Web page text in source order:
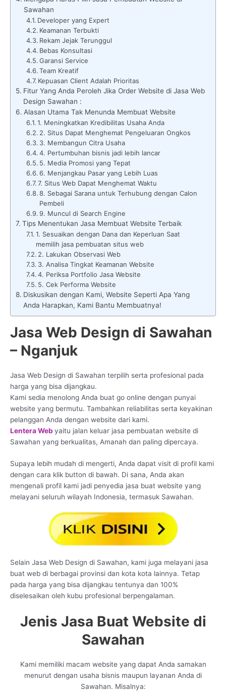
Sawahan
Developer yang Expert
Keamanan Terbukti
Rekam Jejak Terunggul
Bebas Konsultasi
Garansi Service
Team Kreatif
Kepuasan Client Adalah Prioritas
Fitur Yang Anda Peroleh Jika Order Website di Jasa Web
Design Sawahan :
Alasan Utama Tak Menunda Membuat Website
1. Meningkatkan Kredibilitas Usaha Anda
2. Situs Dapat Menghemat Pengeluaran Ongkos
3. Membangun Citra Usaha
4. Pertumbuhan bisnis jadi lebih lancar
5. Media Promosi yang Tepat
6. Menjangkau Pasar yang Lebih Luas
7. Situs Web Dapat Menghemat Waktu
8. Sebagai Sarana untuk Terhubung dengan Calon
Pembeli
9. Muncul di Search Engine
Tips Menentukan Jasa Membuat Website Terbaik
1. Sesuaikan dengan Dana dan Keperluan Saat
memilih jasa pembuatan situs web
2. Lakukan Observasi Web
3. Analisa Tingkat Keamanan Website
4. Periksa Portfolio Jasa Website
5. Cek Performa Website
Diskusikan dengan Kami, Website Seperti Apa Yang
Anda Harapkan, Kami Bantu Membuatnya!
Jasa Web Design di Sawahan
– Nganjuk
Jasa Web Design di Sawahan terpilih serta profesional pada
harga yang bisa dijangkau.
Kami sedia menolong Anda buat go online dengan punyai
website yang bermutu. Tambahkan reliabilitas serta keyakinan
pelanggan Anda dengan website dari kami.
Lentera Web yaitu jalan keluar jasa pembuatan website di
Sawahan yang berkualitas, Amanah dan paling dipercaya.
Supaya lebih mudah di mengerti, Anda dapat visit di profil kami
dengan cara klik button di bawah. Di sana, Anda akan
mengenali profil kami jadi penyedia jasa buat website yang
melayani seluruh wilayah Indonesia, termasuk Sawahan.
Selain Jasa Web Design di Sawahan, kami juga melayani jasa
buat web di berbagai provinsi dan kota kota lainnya. Tetap
pada harga yang bisa dijangkau tentunya dan 100%
diselesaikan oleh kubu profesional berpengalaman.
Jenis Jasa Buat Website di
Sawahan
Kami memiliki macam website yang dapat Anda samakan
menurut dengan usaha bisnis maupun layanan Anda di
Sawahan. Misalnya: